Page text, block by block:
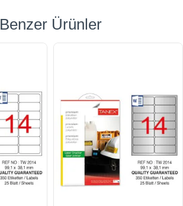
Benzer Ürünler